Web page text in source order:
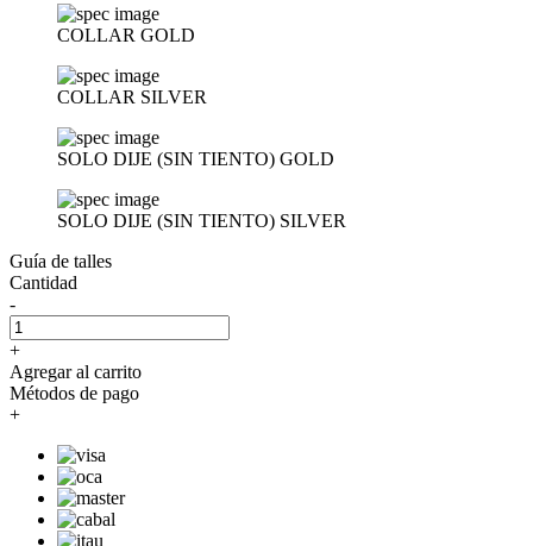
COLLAR GOLD
COLLAR SILVER
SOLO DIJE (SIN TIENTO) GOLD
SOLO DIJE (SIN TIENTO) SILVER
Guía de talles
Cantidad
-
+
Agregar al carrito
Métodos de pago
+